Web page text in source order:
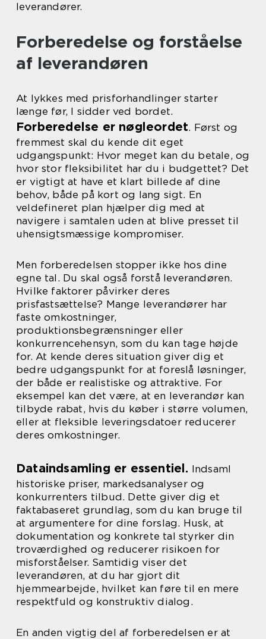
leverandører.
Forberedelse og forståelse
af leverandøren
At lykkes med prisforhandlinger starter
længe før, I sidder ved bordet.
Forberedelse er nøgleordet. Først og
fremmest skal du kende dit eget
udgangspunkt: Hvor meget kan du betale, og
hvor stor fleksibilitet har du i budgettet? Det
er vigtigt at have et klart billede af dine
behov, både på kort og lang sigt. En
veldefineret plan hjælper dig med at
navigere i samtalen uden at blive presset til
uhensigtsmæssige kompromiser.
Men forberedelsen stopper ikke hos dine
egne tal. Du skal også forstå leverandøren.
Hvilke faktorer påvirker deres
prisfastsættelse? Mange leverandører har
faste omkostninger,
produktionsbegrænsninger eller
konkurrencehensyn, som du kan tage højde
for. At kende deres situation giver dig et
bedre udgangspunkt for at foreslå løsninger,
der både er realistiske og attraktive. For
eksempel kan det være, at en leverandør kan
tilbyde rabat, hvis du køber i større volumen,
eller at fleksible leveringsdatoer reducerer
deres omkostninger.
Dataindsamling er essentiel. Indsaml
historiske priser, markedsanalyser og
konkurrenters tilbud. Dette giver dig et
faktabaseret grundlag, som du kan bruge til
at argumentere for dine forslag. Husk, at
dokumentation og konkrete tal styrker din
troværdighed og reducerer risikoen for
misforståelser. Samtidig viser det
leverandøren, at du har gjort dit
hjemmearbejde, hvilket kan føre til en mere
respektfuld og konstruktiv dialog.
En anden vigtig del af forberedelsen er at